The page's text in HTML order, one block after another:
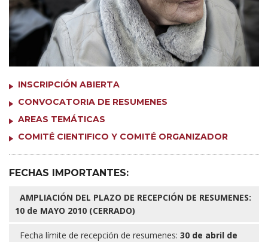
INSCRIPCIÓN ABIERTA
CONVOCATORIA DE RESUMENES
AREAS TEMÁTICAS
COMITÉ CIENTIFICO Y COMITÉ ORGANIZADOR
FECHAS IMPORTANTES:
AMPLIACIÓN DEL PLAZO DE RECEPCIÓN DE RESUMENES:
10 de MAYO 2010 (CERRADO)
Fecha límite de recepción de resumenes: 30 de abril de